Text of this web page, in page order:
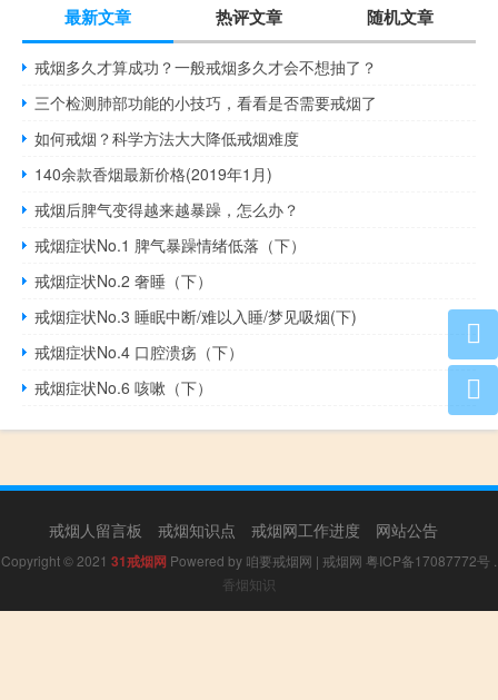
最新文章 热评文章 随机文章
戒烟多久才算成功？一般戒烟多久才会不想抽了？
三个检测肺部功能的小技巧，看看是否需要戒烟了
如何戒烟？科学方法大大降低戒烟难度
140余款香烟最新价格(2019年1月)
戒烟后脾气变得越来越暴躁，怎么办？
戒烟症状No.1 脾气暴躁情绪低落（下）
戒烟症状No.2 奢睡（下）
戒烟症状No.3 睡眠中断/难以入睡/梦见吸烟(下)
戒烟症状No.4 口腔溃疡（下）
戒烟症状No.6 咳嗽（下）
戒烟人留言板 戒烟知识点 戒烟网工作进度 网站公告
Copyright © 2021 31戒烟网 Powered by 咱要戒烟网 | 戒烟网 粤ICP备17087772号
香烟知识